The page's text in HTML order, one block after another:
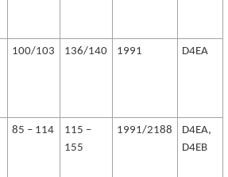
100/103 136/140 1991 D4EA
85 – 114
115 –
155
1991/2188
D4EA,
D4EB